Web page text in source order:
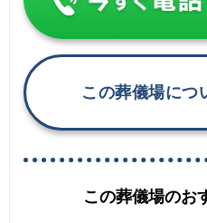
この葬儀場につ
この葬儀場のお